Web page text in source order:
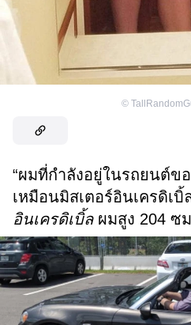
©
“ผมที่กำลังอยู่ในรถยนต์ข
เหมือนมิสเตอร์อินเครดิเ
อินเครดิเบิ้ลผมสูง 204 ซม